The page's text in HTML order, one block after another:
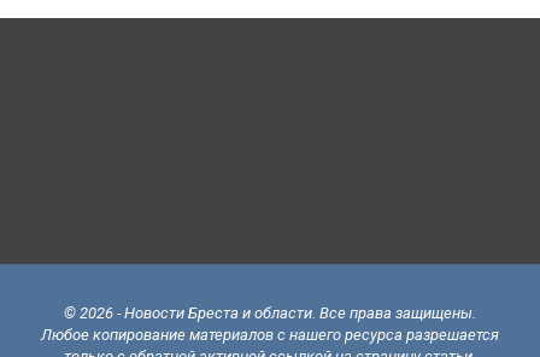
© 2026 - Новости Бреста и области. Все права защищены.
Любое копирование материалов с нашего ресурса разрешается